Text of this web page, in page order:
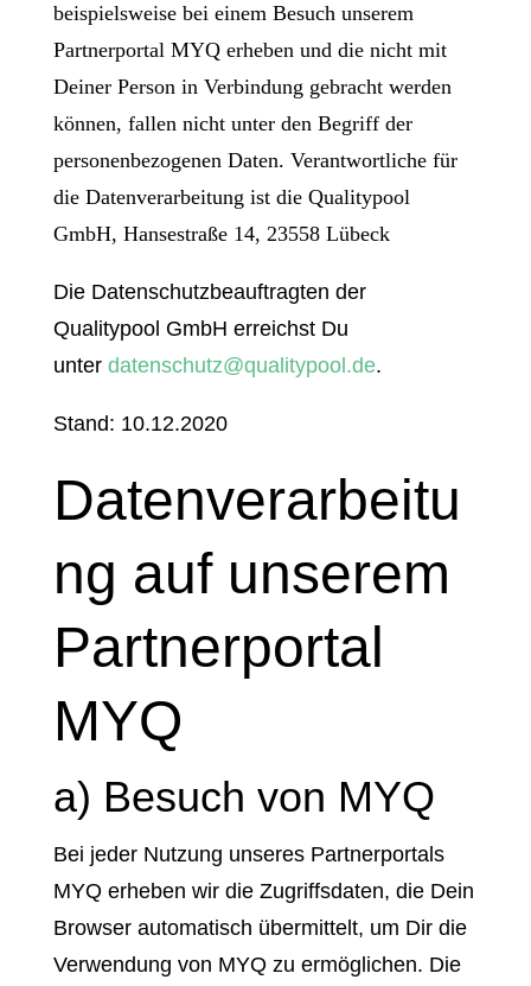
beispielsweise bei einem Besuch unserem
Partnerportal MYQ erheben und die nicht mit
Deiner Person in Verbindung gebracht werden
können, fallen nicht unter den Begriff der
personenbezogenen Daten. Verantwortliche für
die Datenverarbeitung ist die Qualitypool
GmbH, Hansestraße 14, 23558 Lübeck
Die Datenschutzbeauftragten der
Qualitypool GmbH erreichst Du
unter datenschutz@qualitypool.de.
Stand: 10.12.2020
Datenverarbeitu
ng auf unserem
Partnerportal
MYQ
a) Besuch von MYQ
Bei jeder Nutzung unseres Partnerportals
MYQ erheben wir die Zugriffsdaten, die Dein
Browser automatisch übermittelt, um Dir die
Verwendung von MYQ zu ermöglichen. Die